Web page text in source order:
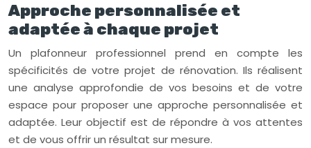
Approche personnalisée et
adaptée à chaque projet
Un plafonneur professionnel prend en compte les
spécificités de votre projet de rénovation. Ils réalisent
une analyse approfondie de vos besoins et de votre
espace pour proposer une approche personnalisée et
adaptée. Leur objectif est de répondre à vos attentes
et de vous offrir un résultat sur mesure.